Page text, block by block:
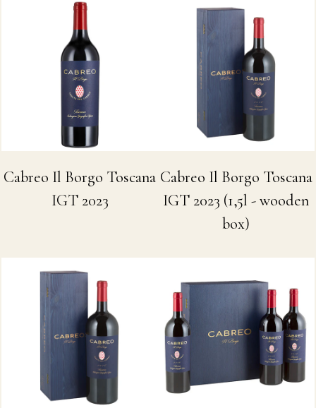
Cabreo Il Borgo Toscana
IGT 2023
Cabreo Il Borgo Toscana
IGT 2023 (1,5l - wooden
box)